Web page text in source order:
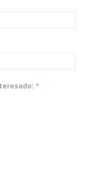
*